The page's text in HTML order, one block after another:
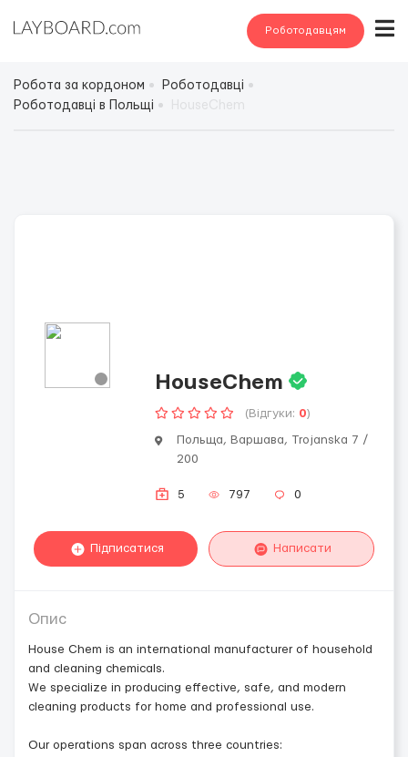
Роботодавцям
Робота за кордоном
Роботодавці
Роботодавці в Польщі
HouseChem
(Відгуки: 0)
Польща, Варшава, Trojanska 7 /
200
5 797 0
Підписатися Написати
Опис
House Chem is an international manufacturer of household
and cleaning chemicals.
We specialize in producing effective, safe, and modern
cleaning products for home and professional use.
Our operations span across three countries: